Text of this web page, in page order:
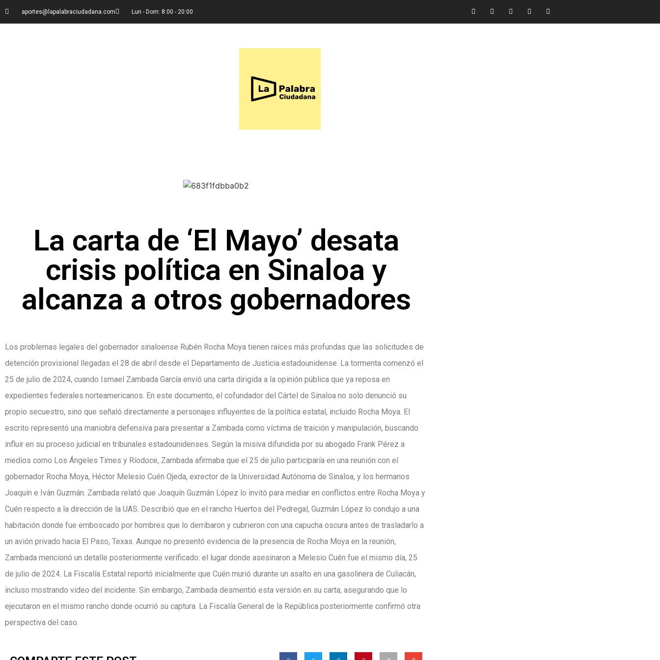
aportes@lapalabraciudadana.com Lun - Dom: 8:00 - 20:00
La carta de ‘El Mayo’ desata
crisis política en Sinaloa y
alcanza a otros gobernadores
Los problemas legales del gobernador sinaloense Rubén Rocha Moya tienen raíces más profundas que las solicitudes de
detención provisional llegadas el 28 de abril desde el Departamento de Justicia estadounidense. La tormenta comenzó el
25 de julio de 2024, cuando Ismael Zambada García envió una carta dirigida a la opinión pública que ya reposa en
expedientes federales norteamericanos. En este documento, el cofundador del Cártel de Sinaloa no solo denunció su
propio secuestro, sino que señaló directamente a personajes influyentes de la política estatal, incluido Rocha Moya. El
escrito representó una maniobra defensiva para presentar a Zambada como víctima de traición y manipulación, buscando
influir en su proceso judicial en tribunales estadounidenses. Según la misiva difundida por su abogado Frank Pérez a
medios como Los Ángeles Times y Ríodoce, Zambada afirmaba que el 25 de julio participaría en una reunión con el
gobernador Rocha Moya, Héctor Melesio Cuén Ojeda, exrector de la Universidad Autónoma de Sinaloa, y los hermanos
Joaquín e Iván Guzmán. Zambada relató que Joaquín Guzmán López lo invitó para mediar en conflictos entre Rocha Moya y
Cuén respecto a la dirección de la UAS. Describió que en el rancho Huertos del Pedregal, Guzmán López lo condujo a una
habitación donde fue emboscado por hombres que lo derribaron y cubrieron con una capucha oscura antes de trasladarlo a
un avión privado hacia El Paso, Texas. Aunque no presentó evidencia de la presencia de Rocha Moya en la reunión,
Zambada mencionó un detalle posteriormente verificado: el lugar donde asesinaron a Melesio Cuén fue el mismo día, 25
de julio de 2024. La Fiscalía Estatal reportó inicialmente que Cuén murió durante un asalto en una gasolinera de Culiacán,
incluso mostrando video del incidente. Sin embargo, Zambada desmentió esta versión en su carta, asegurando que lo
ejecutaron en el mismo rancho donde ocurrió su captura. La Fiscalía General de la República posteriormente confirmó otra
perspectiva del caso.